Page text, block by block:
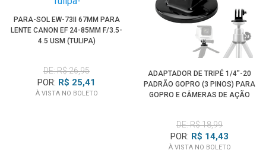
PARA-SOL EW-73II 67MM PARA
LENTE CANON EF 24-85MM F/3.5-
4.5 USM (TULIPA)
DE: R$ 26,95
POR: R$ 25,41
À VISTA NO BOLETO
ADAPTADOR DE TRIPÉ 1/4"-20
PADRÃO GOPRO (3 PINOS) PARA
GOPRO E CÂMERAS DE AÇÃO
DE: R$ 18,99
POR: R$ 14,43
À VISTA NO BOLETO